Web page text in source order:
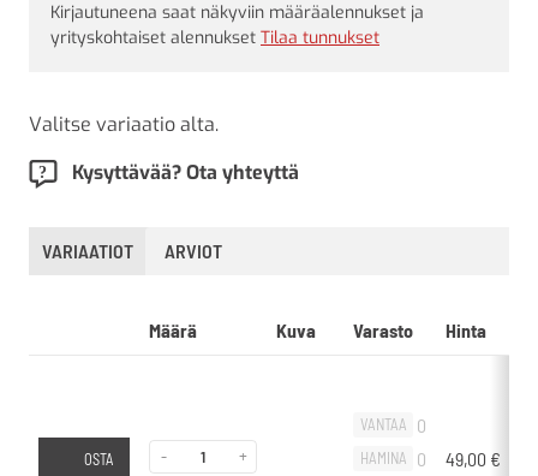
Kirjautuneena saat näkyviin määräalennukset ja
yrityskohtaiset alennukset Tilaa tunnukset
Valitse variaatio alta.
Kysyttävää? Ota yhteyttä
VARIAATIOT ARVIOT
Määrä Kuva Varasto Hinta
OSTA - +
VANTAA 0
HAMINA 0 49,00 €